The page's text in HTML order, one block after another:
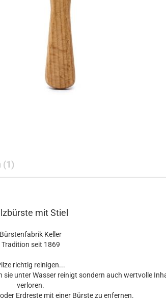
(1)
mit Stiel
Bürstenfabrik Keller
Tradition seit 1869
richtig reinigen...
sie unter Wasser reinigt sondern auch wertvolle
verloren.
Erdreste mit einer Bürste zu enfernen.